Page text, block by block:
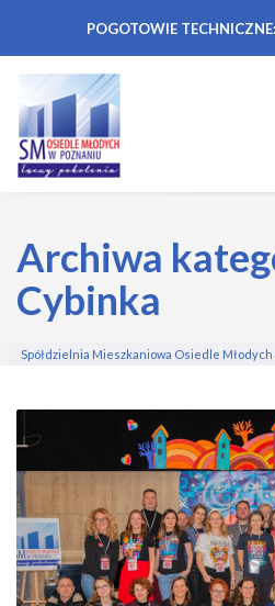
POGOTOWIE TECHNICZNE:
Archiwa
Cybinka
Spółdzielnia Mieszkaniowa Osiedle Młodych